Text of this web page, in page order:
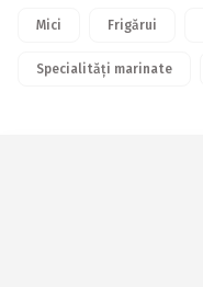
Mici Frigărui
Specialități marinate